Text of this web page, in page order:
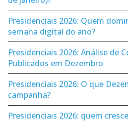
Presidenciais 2026: Quem
semana digital do ano?
Presidenciais 2026: Análise de
Publicados em Dezembro
Presidenciais 2026: O que
campanha?
Presidenciais 2026: quem